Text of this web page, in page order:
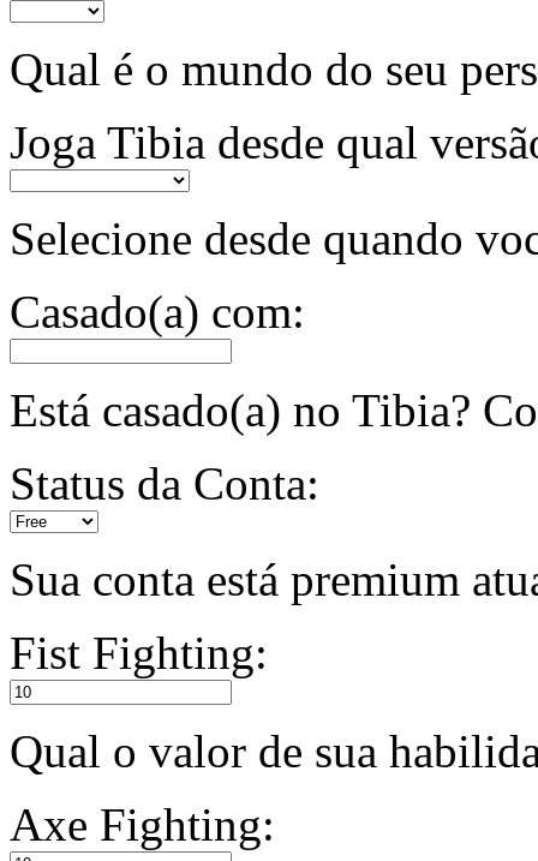
Qual é o mundo do seu
Joga Tibia desde qual
Selecione desde quando
Casado(a) com:
Está casado(a) no Tibia?
Status da Conta:
Sua conta está premium
Fist Fighting:
Qual o valor de sua
Axe Fighting: